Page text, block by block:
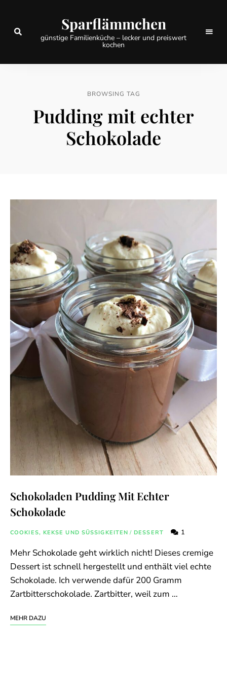
Sparflämmchen
günstige Familienküche – lecker und preiswert
kochen
BROWSING TAG
Pudding mit echter
Schokolade
Schokoladen Pudding Mit Echter
Schokolade
COOKIES, KEKSE UND SÜSSIGKEITEN / DESSERT 1
Mehr Schokolade geht wirklich nicht! Dieses cremige
Dessert ist schnell hergestellt und enthält viel echte
Schokolade. Ich verwende dafür 200 Gramm
Zartbitterschokolade. Zartbitter, weil zum …
MEHR DAZU